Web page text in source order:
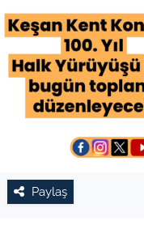
Paylaş
KÜLTÜR SANAT
RESMİ İLAN